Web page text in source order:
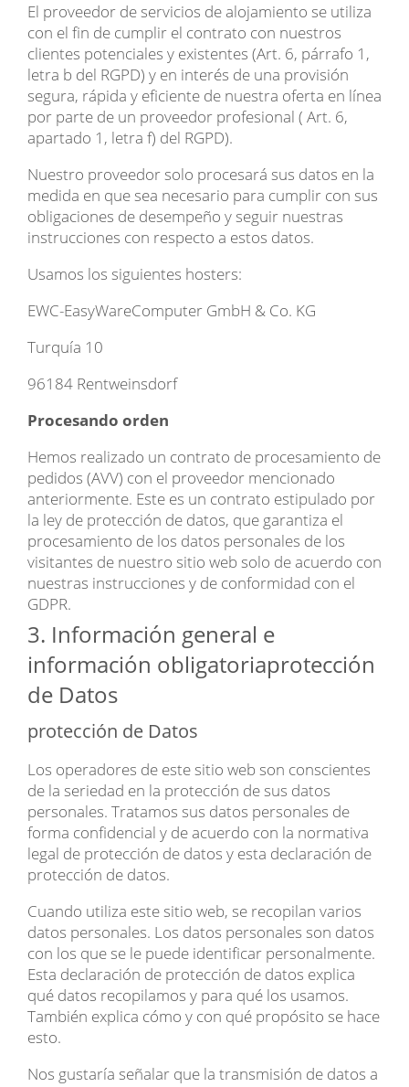
El proveedor de servicios de alojamiento se utiliza
con el fin de cumplir el contrato con nuestros
clientes potenciales y existentes (Art. 6, párrafo 1,
letra b del RGPD) y en interés de una provisión
segura, rápida y eficiente de nuestra oferta en línea
por parte de un proveedor profesional ( Art. 6,
apartado 1, letra f) del RGPD).
Nuestro proveedor solo procesará sus datos en la
medida en que sea necesario para cumplir con sus
obligaciones de desempeño y seguir nuestras
instrucciones con respecto a estos datos.
Usamos los siguientes hosters:
EWC-EasyWareComputer GmbH & Co. KG
Turquía 10
96184 Rentweinsdorf
Procesando orden
Hemos realizado un contrato de procesamiento de
pedidos (AVV) con el proveedor mencionado
anteriormente. Este es un contrato estipulado por
la ley de protección de datos, que garantiza el
procesamiento de los datos personales de los
visitantes de nuestro sitio web solo de acuerdo con
nuestras instrucciones y de conformidad con el
GDPR.
3. Información general e
información obligatoriaprotección
de Datos
protección de Datos
Los operadores de este sitio web son conscientes
de la seriedad en la protección de sus datos
personales. Tratamos sus datos personales de
forma confidencial y de acuerdo con la normativa
legal de protección de datos y esta declaración de
protección de datos.
Cuando utiliza este sitio web, se recopilan varios
datos personales. Los datos personales son datos
con los que se le puede identificar personalmente.
Esta declaración de protección de datos explica
qué datos recopilamos y para qué los usamos.
También explica cómo y con qué propósito se hace
esto.
Nos gustaría señalar que la transmisión de datos a